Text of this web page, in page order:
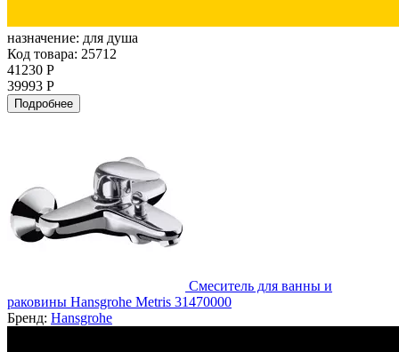
назначение: для душа
Код товара: 25712
41230 Р
39993 Р
Подробнее
Смеситель для ванны и
раковины Hansgrohe Metris 31470000
Бренд: Hansgrohe